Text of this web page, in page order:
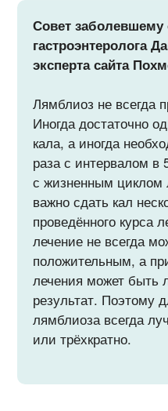
Совет заболевшему
гастроэнтеролога
эксперта сайта
Лямблиоз не всегда
Иногда достаточно
кала, а иногда
раза с интервалом в
с жизненным
важно сдать кал
проведённого курса
лечение не всегда
положительным, а
лечения может быть
результат. Поэтому
лямблиоза всегда
или трёхкратно.